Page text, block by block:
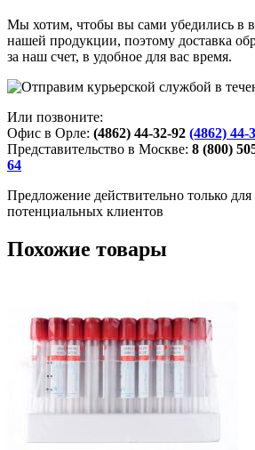
Мы хотим, чтобы вы сами убедились в
нашей продукции, поэтому доставка
за наш счет, в удобное для вас время.
Или позвоните:
Офис в Орле: (4862) 44-32-92 (4862) 44-
Представительство в Москве: 8 (800)
64
Предложение действительно только
потенциальных клиентов
Похожие товары